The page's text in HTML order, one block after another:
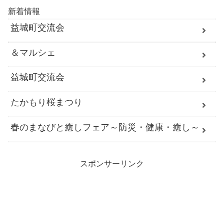
新着情報
益城町交流会
＆マルシェ
益城町交流会
たかもり桜まつり
春のまなびと癒しフェア～防災・健康・癒し～
スポンサーリンク